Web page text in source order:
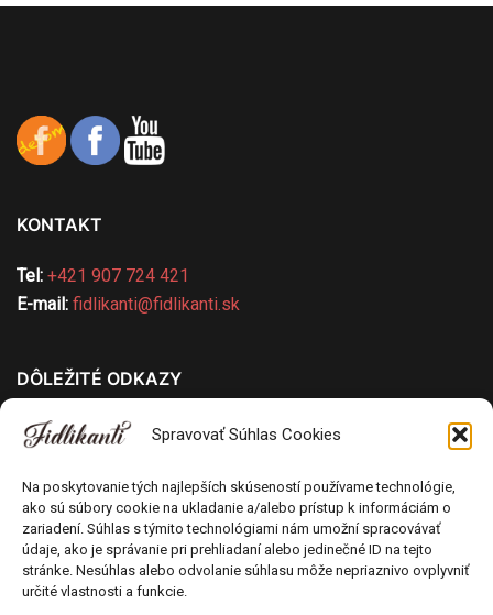
Spravovať Súhlas Cookies
Na poskytovanie tých najlepších skúseností používame technológie,
ako sú súbory cookie na ukladanie a/alebo prístup k informáciám o
zariadení. Súhlas s týmito technológiami nám umožní spracovávať
údaje, ako je správanie pri prehliadaní alebo jedinečné ID na tejto
stránke. Nesúhlas alebo odvolanie súhlasu môže nepriaznivo ovplyvniť
určité vlastnosti a funkcie.
KONTAKT
Tel: +421 907 724 421
E-mail: fidlikanti@fidlikanti.sk
DÔLEŽITÉ ODKAZY
Všeobecné obchodné podmienky
Pravidlá používania cookies
Odstúpenie od kúpnej zmluvy
Poučenie o uplatnení práva spotrebiteľa na
odstúpenie od zmluvy